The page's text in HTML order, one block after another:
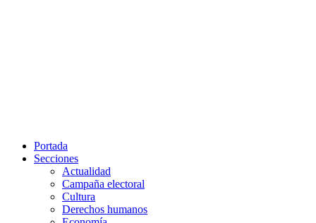
Portada
Secciones
Actualidad
Campaña electoral
Cultura
Derechos humanos